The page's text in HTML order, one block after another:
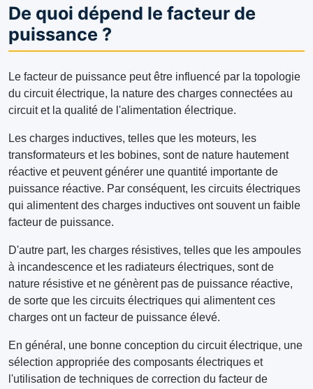
De quoi dépend le facteur de
puissance ?
Le facteur de puissance peut être influencé par la topologie
du circuit électrique, la nature des charges connectées au
circuit et la qualité de l'alimentation électrique.
Les charges inductives, telles que les moteurs, les
transformateurs et les bobines, sont de nature hautement
réactive et peuvent générer une quantité importante de
puissance réactive. Par conséquent, les circuits électriques
qui alimentent des charges inductives ont souvent un faible
facteur de puissance.
D'autre part, les charges résistives, telles que les ampoules
à incandescence et les radiateurs électriques, sont de
nature résistive et ne génèrent pas de puissance réactive,
de sorte que les circuits électriques qui alimentent ces
charges ont un facteur de puissance élevé.
En général, une bonne conception du circuit électrique, une
sélection appropriée des composants électriques et
l'utilisation de techniques de correction du facteur de